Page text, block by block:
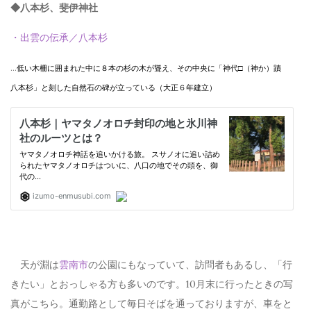
◆八本杉、斐伊神社
・出雲の伝承／八本杉
…低い木柵に囲まれた中に８本の杉の木が聳え、その中央に「神代□ （神か） 蹟
八本杉」と刻した自然石の碑が立っている （大正６年建立）
天が淵は雲南市の公園にもなっていて、訪問者もあるし、「行
きたい」とおっしゃる方も多いのです。10月末に行ったときの写
真がこちら。通勤路として毎日そばを通っておりますが、車をと